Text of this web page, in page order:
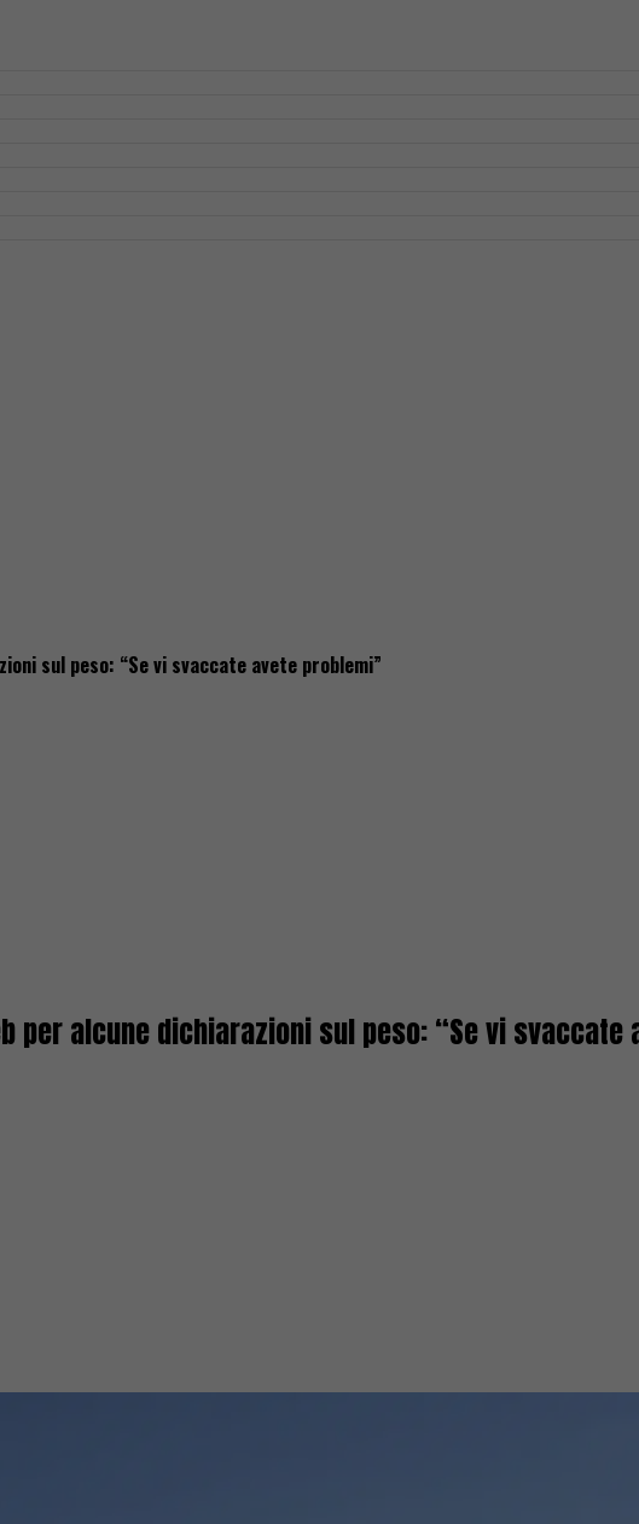
sul peso: “Se vi svaccate avete problemi”
per alcune dichiarazioni sul peso: “Se vi svaccate